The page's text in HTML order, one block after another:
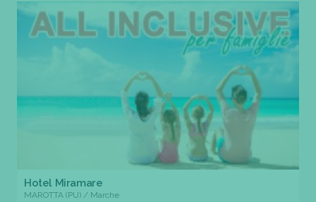
Hotel Miramare
MAROTTA (PU) / Marche